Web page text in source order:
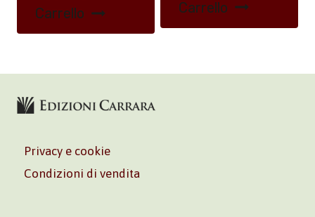
Carrello
Carrello
Privacy e cookie
Condizioni di vendita